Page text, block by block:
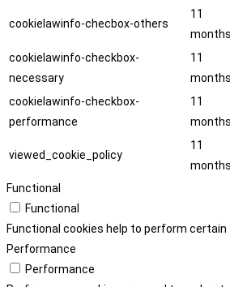
cookielawinfo-checbox-others
11
months
cookielawinfo-checkbox-
necessary
11
months
cookielawinfo-checkbox-
performance
11
months
viewed_cookie_policy
11
months
Functional
Functional
Functional cookies help to perform
Performance
Performance